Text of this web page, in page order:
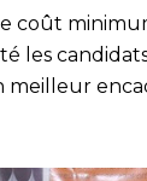
coût
les
meilleur